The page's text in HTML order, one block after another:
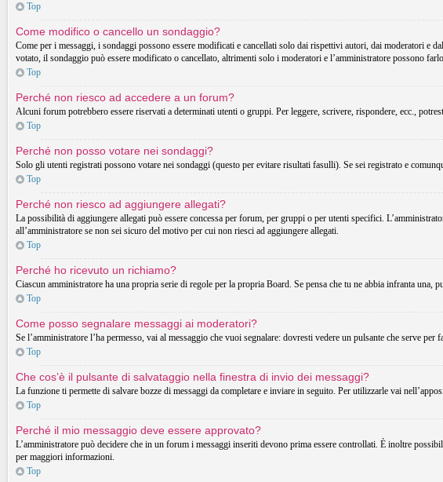
Top
Come modifico o cancello un sondaggio?
Come per i messaggi, i sondaggi possono essere modificati e cancellati solo dai rispettivi autori, dai moderatori e
votato, il sondaggio può essere modificato o cancellato, altrimenti solo i moderatori e l’amministratore possono
Top
Perché non riesco ad accedere a un forum?
Alcuni forum potrebbero essere riservati a determinati utenti o gruppi. Per leggere, scrivere, rispondere, ecc.,
Top
Perché non posso votare nei sondaggi?
Solo gli utenti registrati possono votare nei sondaggi (questo per evitare risultati fasulli). Se sei registrato e
Top
Perché non riesco ad aggiungere allegati?
La possibilità di aggiungere allegati può essere concessa per forum, per gruppi o per utenti specifici.
all’amministratore se non sei sicuro del motivo per cui non riesci ad aggiungere allegati.
Top
Perché ho ricevuto un richiamo?
Ciascun amministratore ha una propria serie di regole per la propria Board. Se pensa che tu ne abbia infranta
Top
Come posso segnalare messaggi ai moderatori?
Se l’amministratore l’ha permesso, vai al messaggio che vuoi segnalare: dovresti vedere un pulsante che serve
Top
Che cos’è il pulsante di salvataggio nella finestra di invio dei messaggi?
La funzione ti permette di salvare bozze di messaggi da completare e inviare in seguito. Per utilizzarle vai
Top
Perché il mio messaggio deve essere approvato?
L’amministratore può decidere che in un forum i messaggi inseriti devono prima essere controllati. È inoltre
per maggiori informazioni.
Top